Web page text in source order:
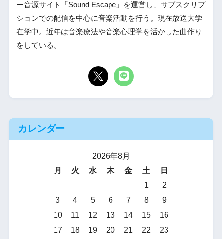
ー音源サイト「Sound Escape」を運営し、サブスクリプ
ションでの配信を中心に音楽活動を行う。現在放送大学
在学中。近年は音楽療法や音楽心理学を活かした曲作り
をしている。
カレンダー
2026年8月
月
火 水 木 金 土
日
1
2
3
4 5 6 7 8
9
10
11 12 13 14 15
16
17
18 19 20 21 22
23